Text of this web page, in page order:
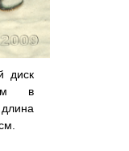
диск
в